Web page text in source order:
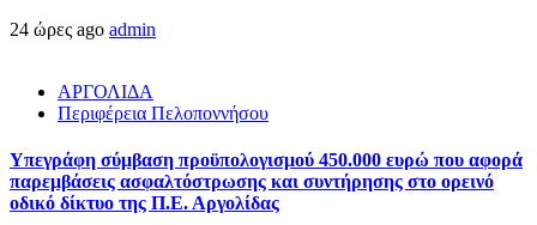
24 ώρες ago admin
ΑΡΓΟΛΙΔΑ
Περιφέρεια Πελοποννήσου
Υπεγράφη σύμβαση προϋπολογισμού 450.000 ευρώ που αφορά
παρεμβάσεις ασφαλτόστρωσης και συντήρησης στο ορεινό
οδικό δίκτυο της Π.Ε. Αργολίδας